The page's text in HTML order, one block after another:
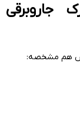
جاروبرقی
هم مشخصه: